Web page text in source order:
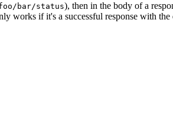
bar/status), then in the body of a
works if it's a successful response with the